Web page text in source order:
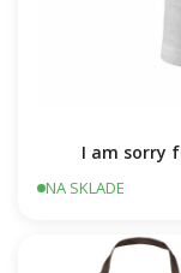
I am sorry
NA SKLADE